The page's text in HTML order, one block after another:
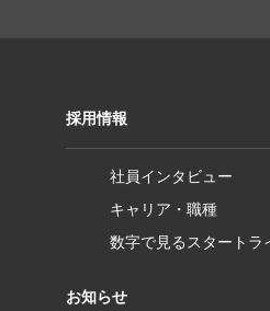
採用情報
社員インタビュー
キャリア・職種
数字で見るスタートラ
お知らせ